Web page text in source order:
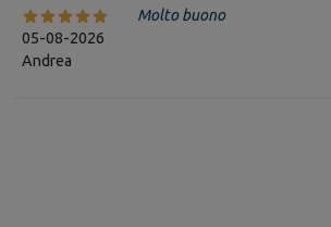
05-08-2026
Andrea
Molto buono